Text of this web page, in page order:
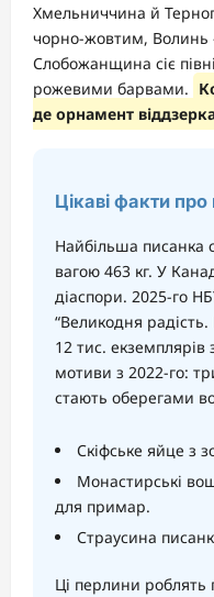
Хмельниччина й
чорно-жовтим, Волинь
Слобожанщина сіє
рожевими барвами.
де орнамент
Цікаві факти
Найбільша писанка
вагою 463 кг. У
діаспори. 2025-го
“Великодня
12 тис. екземплярів
мотиви з 2022-го:
стають оберегами
Скіфське яйце з
Монастирські
для примар.
Страусина
Ці перлини